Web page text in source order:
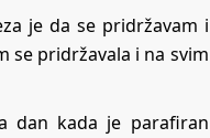
je da se pridržavam i
se pridržavala i na svim
dan kada je parafiran